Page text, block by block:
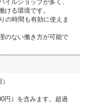
イルショップが多く、
ける環境です。
の時間も有効に使えま
のない働き方が可能で
円）を含みます。超過